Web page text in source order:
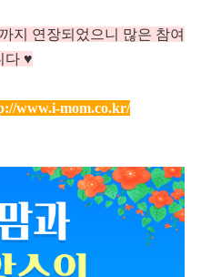
지 연장되었으니 많은 참여
다 ♥
www.i-mom.co.kr/